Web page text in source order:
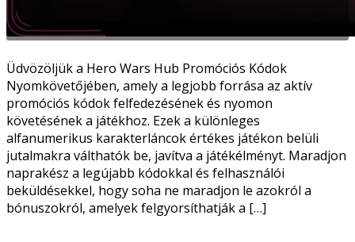
Üdvözöljük a Hero Wars Hub Promóciós Kódok
Nyomkövetőjében, amely a legjobb forrása az aktív
promóciós kódok felfedezésének és nyomon
követésének a játékhoz. Ezek a különleges
alfanumerikus karakterláncok értékes játékon belüli
jutalmakra válthatók be, javítva a játékélményt. Maradjon
naprakész a legújabb kódokkal és felhasználói
beküldésekkel, hogy soha ne maradjon le azokról a
bónuszokról, amelyek felgyorsíthatják a […]